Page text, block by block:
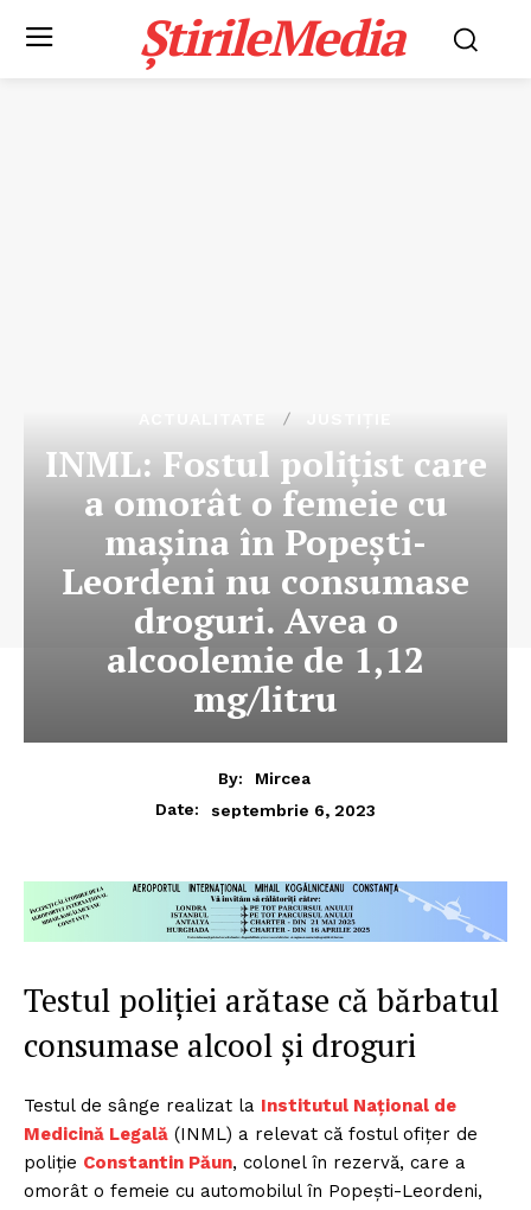
ȘtirileMedia
INML: Fostul polițist care
a omorât o femeie cu
mașina în Popești-
Leordeni nu consumase
droguri. Avea o
alcoolemie de 1,12
mg/litru
By:
Mircea
Date:
septembrie 6, 2023
Testul poliției arătase că bărbatul
consumase alcool și droguri
Testul de sânge realizat la Institutul Național de
Medicină Legală (INML) a relevat că fostul ofițer de
poliție Constantin Păun, colonel în rezervă, care a
omorât o femeie cu automobilul în Popești-Leordeni,